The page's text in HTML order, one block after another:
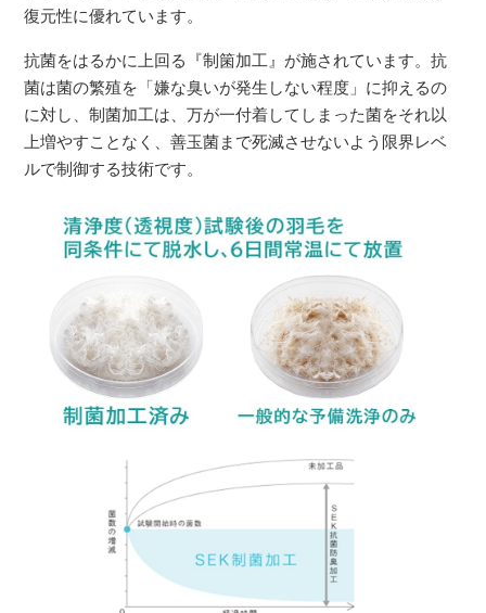
復元性に優れています。
抗菌をはるかに上回る『制箘加工』が施されています。抗
菌は菌の繁殖を「嫌な臭いが発生しない程度」に抑えるの
に対し、制菌加工は、万が一付着してしまった菌をそれ以
上増やすことなく、善玉菌まで死滅させないよう限界レベ
ルで制御する技術です。